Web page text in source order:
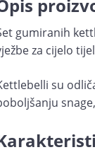
gumiranih
za cijelo
su